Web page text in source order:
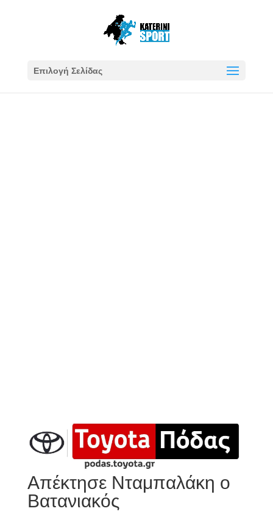
Επιλογή Σελίδας
Απέκτησε Νταμπαλάκη ο
Βατανιακός